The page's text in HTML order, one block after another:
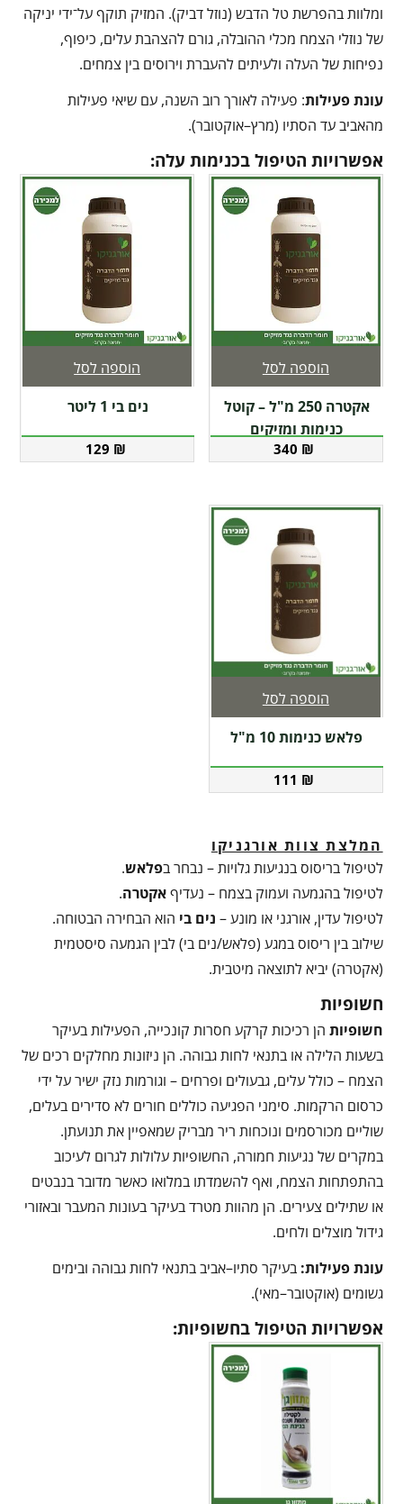
ומלוות בהפרשת טל הדבש (נוזל דביק). המזיק תוקף על־ידי יניקה
של נוזלי הצמח מכלי ההובלה, גורם להצהבת עלים, כיפוף,
נפיחות של העלה ולעיתים להעברת וירוסים בין צמחים.
עונת פעילות: פעילה לאורך רוב השנה, עם שיאי פעילות
מהאביב עד הסתיו (מרץ–אוקטובר).
אפשרויות הטיפול בכנימות עלה:
אקטרה 250 מ"ל – קוטל
כנימות ומזיקים
340 ₪
הוספה לסל
נים בי 1 ליטר
129 ₪
הוספה לסל
פלאש כנימות 10 מ"ל
111 ₪
הוספה לסל
המלצת צוות אורגניקו
לטיפול בריסוס בנגיעות גלויות – נבחר בפלאש.
לטיפול בהגמעה ועמוק בצמח – נעדיףאקטרה.
לטיפול עדין, אורגני או מונע – נים בי הוא הבחירה הבטוחה.
שילוב בין ריסוס במגע (פלאש/נים בי) לבין הגמעה סיסטמית
(אקטרה) יביא לתוצאה מיטבית.
חשופיות
חשופיות הן רכיכות קרקע חסרות קונכייה, הפעילות בעיקר
בשעות הלילה או בתנאי לחות גבוהה. הן ניזונות מחלקים רכים של
הצמח – כולל עלים, גבעולים ופרחים – וגורמות נזק ישיר על ידי
כרסום הרקמות. סימני הפגיעה כוללים חורים לא סדירים בעלים,
שוליים מכורסמים ונוכחות ריר מבריק שמאפיין את תנועתן.
במקרים של נגיעות חמורה, החשופיות עלולות לגרום לעיכוב
בהתפתחות הצמח, ואף להשמדתו במלואו כאשר מדובר בנבטים
או שתילים צעירים. הן מהוות מטרד בעיקר בעונות המעבר ובאזורי
גידול מוצלים ולחים.
עונת פעילות: בעיקר סתיו–אביב בתנאי לחות גבוהה ובימים
גשומים (אוקטובר–מאי).
אפשרויות הטיפול בחשופיות: